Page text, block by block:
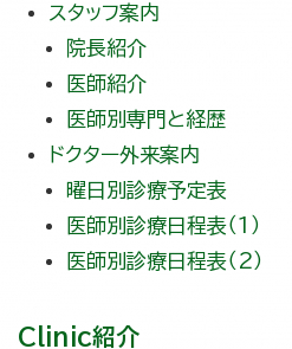
スタッフ案内
院長紹介
医師紹介
医師別専門と経歴
ドクター外来案内
曜日別診療予定表
医師別診療日程表（1）
医師別診療日程表（2）
Clinic紹介